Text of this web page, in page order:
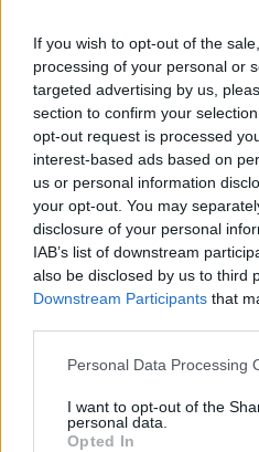
If you wish to opt-out of the
processing of your personal or
targeted advertising by us,
section to confirm your
opt-out request is processed
interest-based ads based on
us or personal information
your opt-out. You may
disclosure of your personal
IAB’s list of downstream
also be disclosed by us to third
Downstream Participants that
Personal Data Processing
I want to opt-out of the
personal data.
Opted In
24 Mai 2018
Horst18
Kommandant des Forums
Zitat von Myantha:↑
Hallo Helden von Dracania,
@All
Ende Mai erst veröffentlichen, da
noch verschieben können. Die
LG Myantha
Click to
Ich hoffe diesmal schaffen wir